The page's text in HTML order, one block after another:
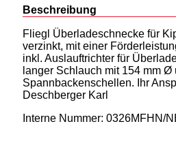
Beschreibung
Fliegl Überladeschnecke für
verzinkt, mit einer
inkl. Auslauftrichter für
langer Schlauch mit 154 mm Ø
Spannbackenschellen. Ihr
Deschberger Karl
Interne Nummer: 0326MFHN/